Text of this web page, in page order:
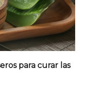
para curar las